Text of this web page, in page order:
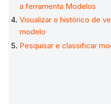
a ferramenta Modelos
Visualizar o histórico de
modelo
Pesquisar e classificar